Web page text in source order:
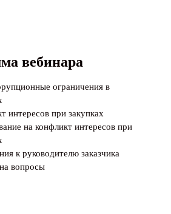
вебинара
ограничения в
интересов при закупках
на конфликт интересов при
к руководителю заказчика
вопросы